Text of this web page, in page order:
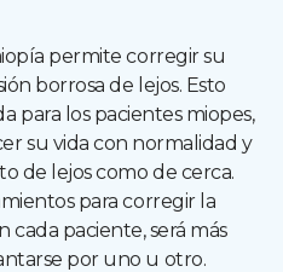
permite corregir su
borrosa de lejos. Esto
para los pacientes miopes,
su vida con normalidad y
de lejos como de cerca.
para corregir la
cada paciente, será más
por uno u otro.